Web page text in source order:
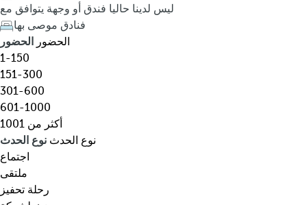
ق
،
و
ج
ه
ة
،
ن
و
ع
م
ع
h
e
d
o
w
n
a
r
r
o
w
k
ليس لدينا حاليا فندق أو وجهة يتوافق مع
فنادق موصى بها
الحضور
الحضور
1-150
151-300
301-600
601-1000
أكثر من 1001
نوع الحدث نوع الحدث
اجتماع
ملتقى
رحلة تحفيز